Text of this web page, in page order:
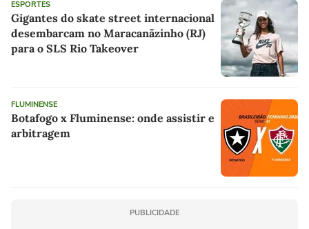
ESPORTES
Gigantes do skate street internacional
desembarcam no Maracanãzinho (RJ)
para o SLS Rio Takeover
FLUMINENSE
Botafogo x Fluminense: onde assistir e
arbitragem
PUBLICIDADE